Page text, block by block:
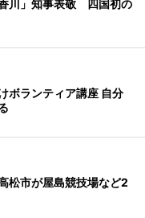
川」知事表敬 四国初の
ボランティア講座 自分
松市が屋島競技場など2